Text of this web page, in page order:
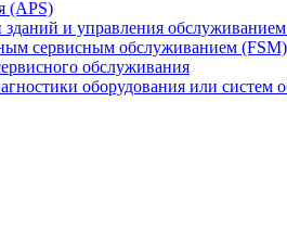
(APS)
и управления
сервисным обслуживанием (FSM)
обслуживания
оборудования или систем